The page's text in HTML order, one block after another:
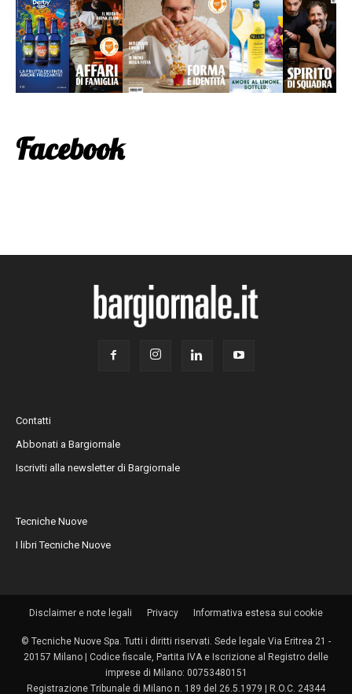
Facebook
Contatti
Abbonati a Bargiornale
Iscriviti alla newsletter di Bargiornale
Tecniche Nuove
I libri Tecniche Nuove
Disclaimer e note legali Privacy Informativa estesa sui cookie
© Tecniche Nuove Spa. Tutti i diritti riservati. Sede legale Via Eritrea 21 -
20157 Milano | Codice fiscale, Partita IVA e Iscrizione al Registro delle
imprese di Milano: 00753480151
Registrazione Tribunale di Milano n. 189 del 26.5.1979 | R.O.C. 24344